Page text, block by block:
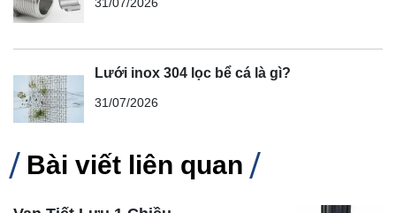
Lưới inox 304 lọc bể cá là gì?
31/07/2026
Bài viết liên quan